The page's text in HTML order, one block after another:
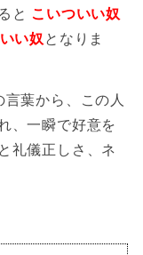
と こいついい奴
い奴となりま
葉から、この人
、一瞬で好意を
礼儀正しさ、ネ